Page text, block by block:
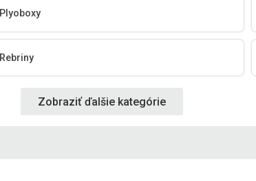
Plyoboxy
Rebriny
Zobraziť ďalšie kategórie